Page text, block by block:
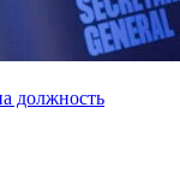
должность